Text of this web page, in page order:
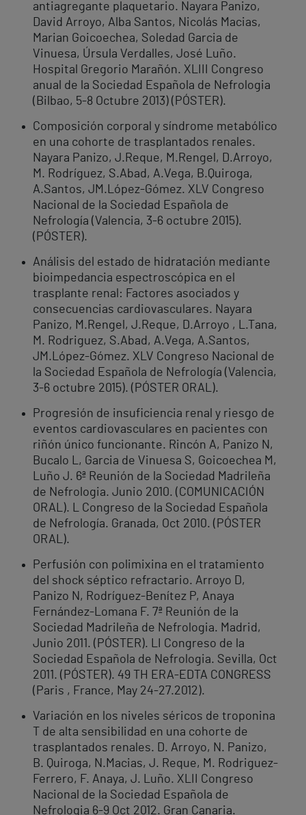
antiagregante plaquetario. Nayara Panizo,
David Arroyo, Alba Santos, Nicolás Macias,
Marian Goicoechea, Soledad Garcia de
Vinuesa, Úrsula Verdalles, José Luño.
Hospital Gregorio Marañón. XLIII Congreso
anual de la Sociedad Española de Nefrologia
(Bilbao, 5-8 Octubre 2013) (PÓSTER).
Composición corporal y síndrome metabólico
en una cohorte de trasplantados renales.
Nayara Panizo, J.Reque, M.Rengel, D.Arroyo,
M. Rodríguez, S.Abad, A.Vega, B.Quiroga,
A.Santos, JM.López-Gómez. XLV Congreso
Nacional de la Sociedad Española de
Nefrología (Valencia, 3-6 octubre 2015).
(PÓSTER).
Análisis del estado de hidratación mediante
bioimpedancia espectroscópica en el
trasplante renal: Factores asociados y
consecuencias cardiovasculares. Nayara
Panizo, M.Rengel, J.Reque, D.Arroyo , L.Tana,
M. Rodriguez, S.Abad, A.Vega, A.Santos,
JM.López-Gómez. XLV Congreso Nacional de
la Sociedad Española de Nefrología (Valencia,
3-6 octubre 2015). (PÓSTER ORAL).
Progresión de insuficiencia renal y riesgo de
eventos cardiovasculares en pacientes con
riñón único funcionante. Rincón A, Panizo N,
Bucalo L, Garcia de Vinuesa S, Goicoechea M,
Luño J. 6ª Reunión de la Sociedad Madrileña
de Nefrologia. Junio 2010. (COMUNICACIÓN
ORAL). L Congreso de la Sociedad Española
de Nefrología. Granada, Oct 2010. (PÓSTER
ORAL).
Perfusión con polimixina en el tratamiento
del shock séptico refractario. Arroyo D,
Panizo N, Rodríguez-Benítez P, Anaya
Fernández-Lomana F. 7ª Reunión de la
Sociedad Madrileña de Nefrologia. Madrid,
Junio 2011. (PÓSTER). LI Congreso de la
Sociedad Española de Nefrologia. Sevilla, Oct
2011. (PÓSTER). 49 TH ERA-EDTA CONGRESS
(Paris , France, May 24-27.2012).
Variación en los niveles séricos de troponina
T de alta sensibilidad en una cohorte de
trasplantados renales. D. Arroyo, N. Panizo,
B. Quiroga, N.Macias, J. Reque, M. Rodriguez-
Ferrero, F. Anaya, J. Luño. XLII Congreso
Nacional de la Sociedad Española de
Nefrologia 6-9 Oct 2012. Gran Canaria.